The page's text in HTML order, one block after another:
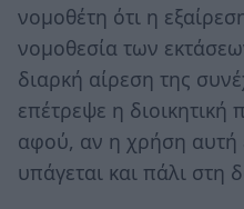
νομοθέτη ότι η
νομοθεσία των
διαρκή αίρεση της
επέτρεψε η διοικητική
αφού, αν η χρήση αυτή
υπάγεται και πάλι στη